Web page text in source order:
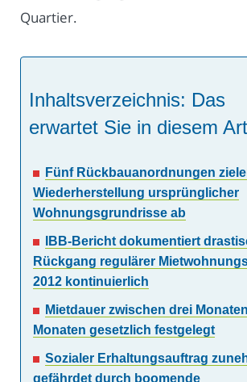
Quartier.
Inhaltsverzeichnis: Das
erwartet Sie in diesem
Fünf Rückbauanordnungen
Wiederherstellung ursprünglicher
Wohnungsgrundrisse ab
IBB-Bericht dokumentiert
Rückgang regulärer
2012 kontinuierlich
Mietdauer zwischen drei
Monaten gesetzlich festgelegt
Sozialer Erhaltungsauftrag
gefährdet durch boomende